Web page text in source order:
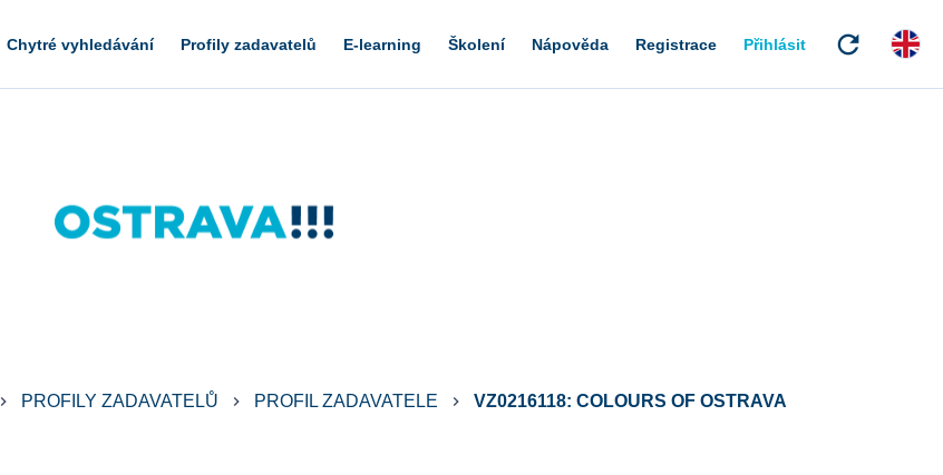
Chytré vyhledávání Profily zadavatelů E-learning Školení Nápověda Registrace Přihlásit refresh
keyboard_arrow_right PROFILY ZADAVATELŮ keyboard_arrow_right PROFIL ZADAVATELE keyboard_arrow_right VZ0216118: COLOURS OF OSTRAVA